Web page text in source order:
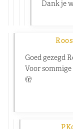
Dank je
Roos
Goed gezegd
Voor sommige
🫣